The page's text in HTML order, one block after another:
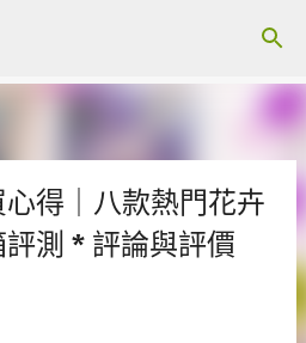
得｜八款熱門花卉
測 * 評論與評價